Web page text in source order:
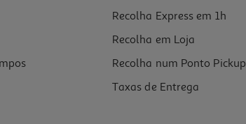
Recolha Express em 1h
Recolha em Loja
Recolha num Ponto Pickup
Taxas de Entrega